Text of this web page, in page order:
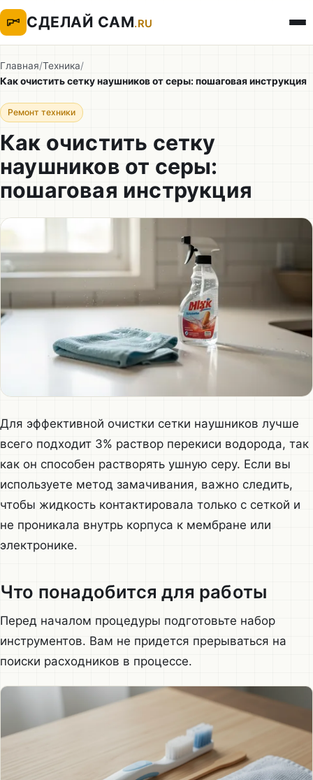
СДЕЛАЙ САМ.RU
Главная/Техника/
Как очистить сетку наушников от серы: пошаговая инструкция
Ремонт техники
Как очистить сетку
наушников от серы:
пошаговая инструкция
Для эффективной очистки сетки наушников лучше
всего подходит 3% раствор перекиси водорода, так
как он способен растворять ушную серу. Если вы
используете метод замачивания, важно следить,
чтобы жидкость контактировала только с сеткой и
не проникала внутрь корпуса к мембране или
электронике.
Что понадобится для работы
Перед началом процедуры подготовьте набор
инструментов. Вам не придется прерываться на
поиски расходников в процессе.